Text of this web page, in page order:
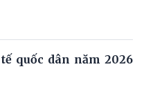
quốc dân năm 2026